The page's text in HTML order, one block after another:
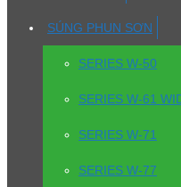
SÚNG PHUN SƠN
SERIES W-50
SERIES W-61
SERIES W-71
SERIES W-77